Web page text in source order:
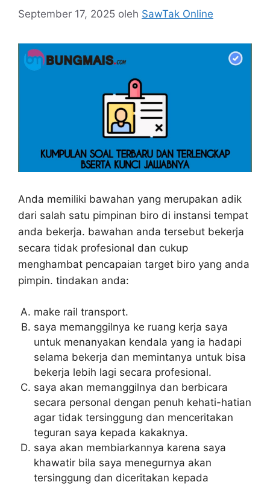
September 17, 2025 oleh SawTak Online
Anda memiliki bawahan yang merupakan adik
dari salah satu pimpinan biro di instansi tempat
anda bekerja. bawahan anda tersebut bekerja
secara tidak profesional dan cukup
menghambat pencapaian target biro yang anda
pimpin. tindakan anda:
make rail transport.
saya memanggilnya ke ruang kerja saya
untuk menanyakan kendala yang ia hadapi
selama bekerja dan memintanya untuk bisa
bekerja lebih lagi secara profesional.
saya akan memanggilnya dan berbicara
secara personal dengan penuh kehati-hatian
agar tidak tersinggung dan menceritakan
teguran saya kepada kakaknya.
saya akan membiarkannya karena saya
khawatir bila saya menegurnya akan
tersinggung dan diceritakan kepada